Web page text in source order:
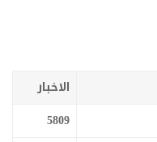
الاخبار
5809